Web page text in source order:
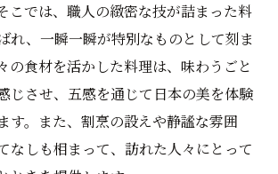
こでは、職人の緻密な技が詰まった料
れ、一瞬一瞬が特別なものとして刻ま
の食材を活かした料理は、味わうごと
じさせ、五感を通じて日本の美を体験
す。また、割烹の設えや静謐な雰囲
なしも相まって、訪れた人々にとって